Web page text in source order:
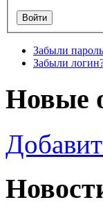
Забыли
Забыли
Новые